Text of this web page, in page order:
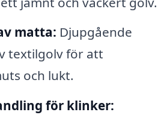
matta: Djupgående
textilgolv för att
och lukt.
för klinker: